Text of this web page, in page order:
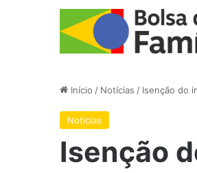
Início / Notícias / Isenção do
Notícias
Isenção